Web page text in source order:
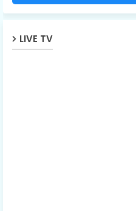
LIVE TV